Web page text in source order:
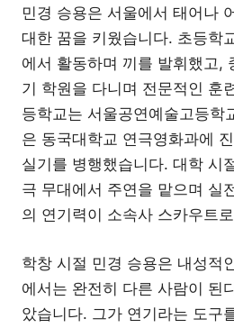
민경 승용은 서울에서 태어나
대한 꿈을 키웠습니다. 초등학
에서 활동하며 끼를 발휘했고,
기 학원을 다니며 전문적인 훈
등학교는 서울공연예술고등학
은 동국대학교 연극영화과에
실기를 병행했습니다. 대학 시
극 무대에서 주연을 맡으며 실
의 연기력이 소속사 스카우트
학창 시절 민경 승용은 내성적
에서는 완전히 다른 사람이 된
았습니다. 그가 연기라는 도구